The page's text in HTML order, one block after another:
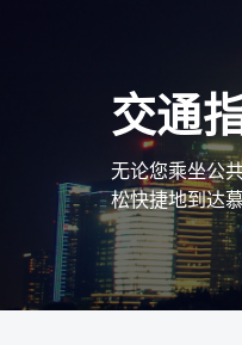
交通
无论您乘坐公
松快捷地到达